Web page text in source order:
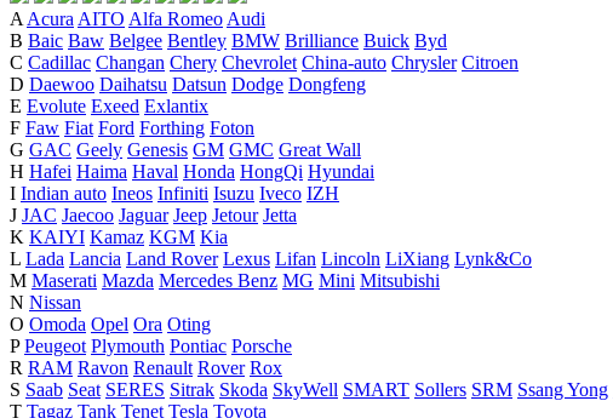
AAcuraAITO Alfa RomeoAudi
B Baic Baw Belgee Bentley BMW Brilliance Buick Byd
C Cadillac Changan Chery Chevrolet China-auto Chrysler Citroen
D Daewoo Daihatsu Datsun Dodge Dongfeng
E Evolute Exeed Exlantix
F Faw Fiat Ford Forthing Foton
G GAC Geely Genesis GM GMC Great Wall
H Hafei Haima Haval Honda HongQi Hyundai
I Indian auto Ineos Infiniti Isuzu Iveco IZH
J JAC Jaecoo Jaguar Jeep Jetour Jetta
K KAIYI Kamaz KGM Kia
L Lada Lancia Land Rover Lexus Lifan Lincoln LiXiang Lynk&Co
M Maserati Mazda Mercedes Benz MG Mini Mitsubishi
N Nissan
O Omoda Opel Ora Oting
P Peugeot Plymouth Pontiac Porsche
R RAM Ravon Renault Rover Rox
S Saab Seat SERES Sitrak Skoda SkyWell SMART Sollers SRM Ssang Yong
T Tagaz Tank Tenet Tesla Toyota